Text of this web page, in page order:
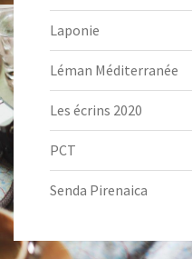
Laponie
Léman Méditerranée
Les écrins 2020
PCT
Senda Pirenaica